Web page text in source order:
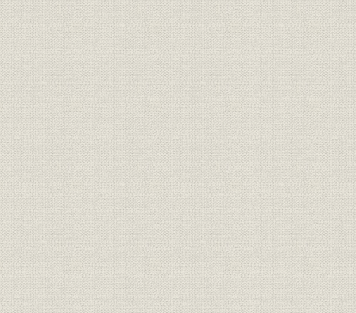
第1章 日本電気株式会社の設立(1899~1913年)
第1節 近代産業の確立と情報・通信
1. 条約改正
2. 第2次電話拡張計画
第2節 日本電気株式会社の設立
1. 日本初の外資系企業
2. 設立初期の業務
第3節 経営基盤の確立
1. 第2次電話拡張計画と日本電気